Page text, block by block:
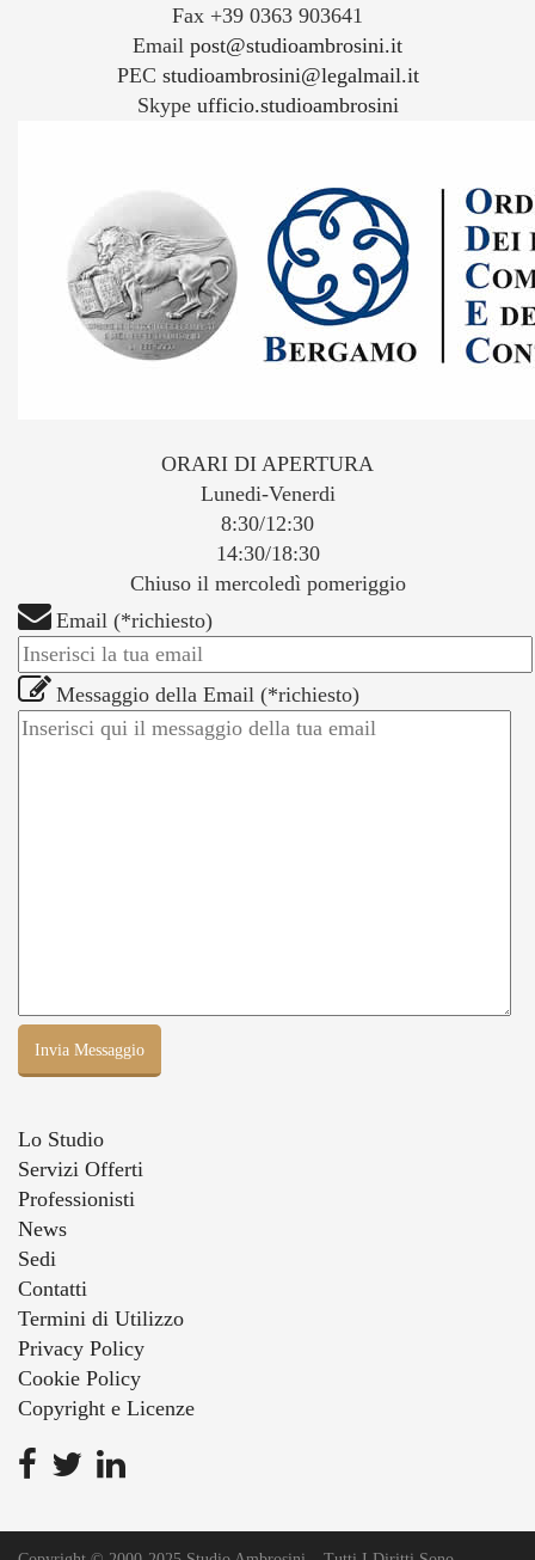
Fax +39 0363 903641
Email post@studioambrosini.it
PEC studioambrosini@legalmail.it
Skype ufficio.studioambrosini
ORARI DI APERTURA
Lunedi-Venerdi
8:30/12:30
14:30/18:30
Chiuso il mercoledì pomeriggio
Email (*richiesto)
Messaggio della Email (*richiesto)
Lo Studio
Servizi Offerti
Professionisti
News
Sedi
Contatti
Termini di Utilizzo
Privacy Policy
Cookie Policy
Copyright e Licenze